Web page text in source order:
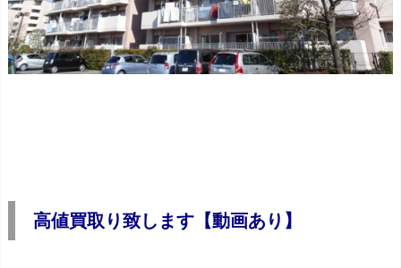
高値買取り致します【動画あり】